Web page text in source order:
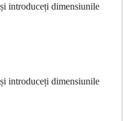
introduceți dimensiunile
introduceți dimensiunile